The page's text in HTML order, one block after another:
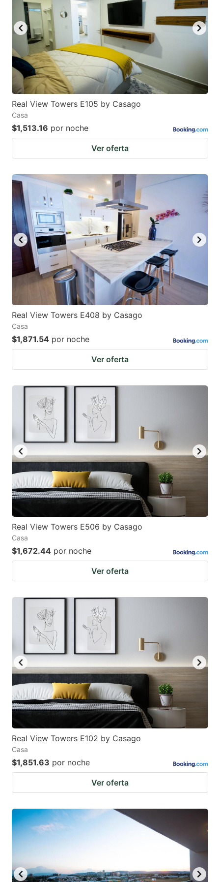
key
to
get
the
keyboard
shortcuts
for
dates.
key
to
get
the
keyboard
shortcuts
for
Real View Towers E105 by Casago
Casa
$1,513.16 por noche
Ver oferta
Real View Towers E408 by Casago
Casa
$1,871.54 por noche
Ver oferta
Real View Towers E506 by Casago
Casa
$1,672.44 por noche
Ver oferta
Real View Towers E102 by Casago
Casa
$1,851.63 por noche
Ver oferta